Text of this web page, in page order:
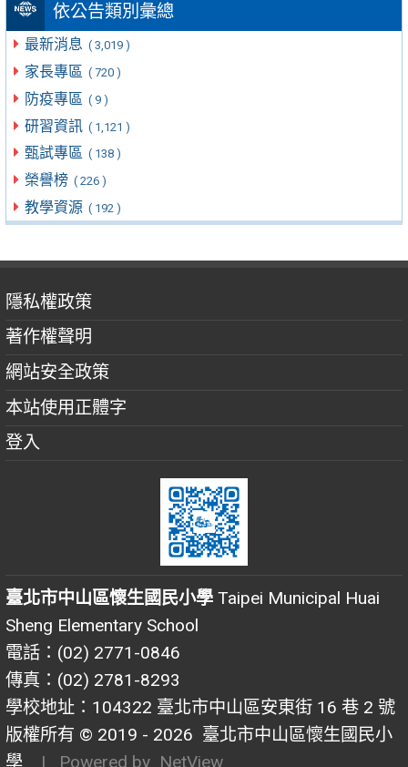
依公告類別彙總
最新消息 ( 3,019 )
家長專區 ( 720 )
防疫專區 ( 9 )
研習資訊 ( 1,121 )
甄試專區 ( 138 )
榮譽榜 ( 226 )
教學資源 ( 192 )
隱私權政策
著作權聲明
網站安全政策
本站使用正體字
登入
臺北市中山區懷生國民小學 Taipei Municipal Huai
Sheng Elementary School
電話：(02) 2771-0846
傳真：(02) 2781-8293
學校地址：104322 臺北市中山區安東街 16 巷 2 號
版權所有 © 2019 - 2026 臺北市中山區懷生國民小
學
| Powered by NetView